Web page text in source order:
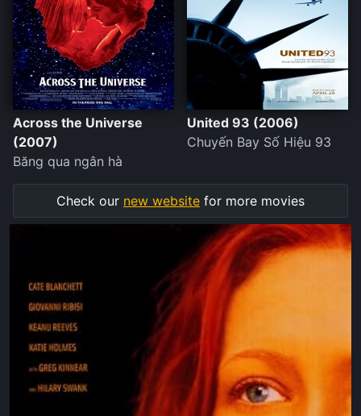
Across the Universe
(2007)
Băng qua ngân hà
United 93 (2006)
Chuyến Bay Số Hiệu 93
Check our new website for more movies